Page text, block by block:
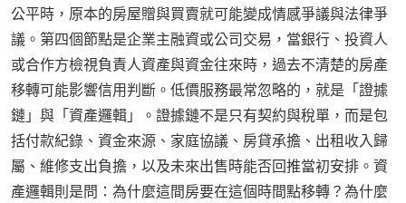
公平時，原本的房屋贈與買賣就可能變成情感爭議與法律爭
議。第四個節點是企業主融資或公司交易，當銀行、投資人
或合作方檢視負責人資產與資金往來時，過去不清楚的房產
移轉可能影響信用判斷。低價服務最常忽略的，就是「證據
鏈」與「資產邏輯」。證據鏈不是只有契約與稅單，而是包
括付款紀錄、資金來源、家庭協議、房貸承擔、出租收入歸
屬、維修支出負擔，以及未來出售時能否回推當初安排。資
產邏輯則是問：為什麼這間房要在這個時間點移轉？為什麼